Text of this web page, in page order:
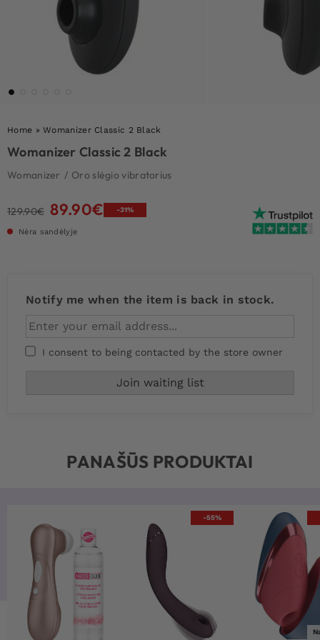
Home »Womanizer Classic 2 Black
Womanizer Classic 2 Black
Womanizer / Oro slėgio vibratorius
129.90€ Original
was:
89.90€ Current
-31%
Nėra sandėlyje
Notify me when the item is back in stock.
I consent to being contacted by the store owner
PANAŠŪS PRODUKTAI
-55%